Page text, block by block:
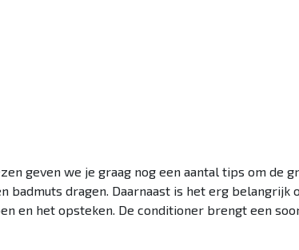
geven we je graag nog een aantal tips om de
badmuts dragen. Daarnaast is het erg
en het opsteken. De conditioner brengt een